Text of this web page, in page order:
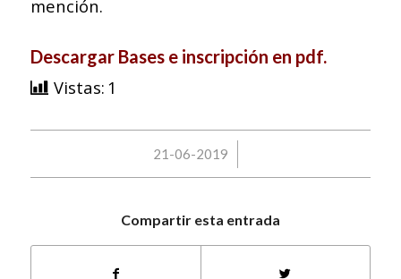
mención.
Descargar Bases e inscripción en pdf.
Vistas: 1
21-06-2019
/
Compartir esta entrada